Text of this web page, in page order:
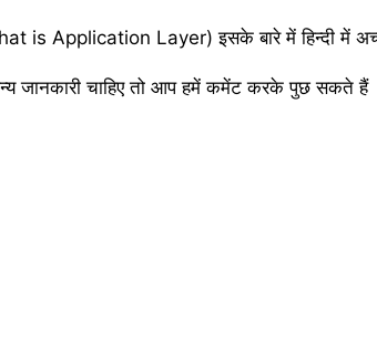
is Application Layer) इसके बारे में हिन्दी में
जानकारी चाहिए तो आप हमें कमेंट करके पुछ सकते हैं